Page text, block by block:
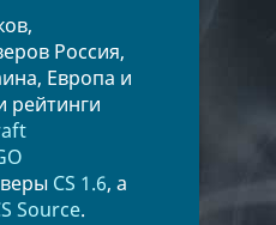
Россия,
Европа и
рейтинги
CS 1.6, а
Source.